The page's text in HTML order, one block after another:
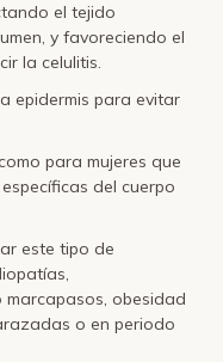
el tejido
y favoreciendo el
la celulitis.
epidermis para evitar
para mujeres que
del cuerpo
este tipo de
obesidad
o en periodo